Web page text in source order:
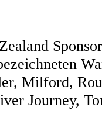
Milford,
Journey,